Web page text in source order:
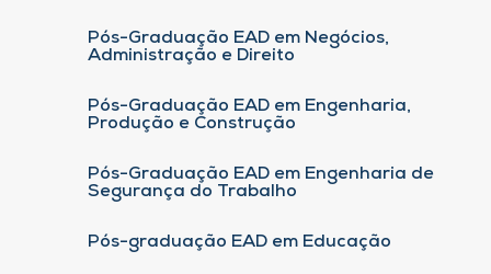
Pós-Graduação EAD em Negócios,
Administração e Direito
Pós-Graduação EAD em Engenharia,
Produção e Construção
Pós-Graduação EAD em Engenharia de
Segurança do Trabalho
Pós-graduação EAD em Educação